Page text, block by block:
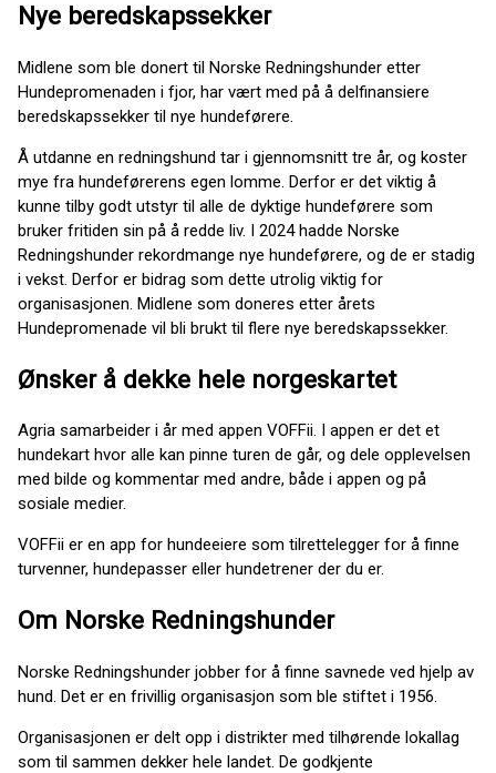
Nye beredskapssekker
Midlene som ble donert til Norske Redningshunder etter
Hundepromenaden i fjor, har vært med på å delfinansiere
beredskapssekker til nye hundeførere.
Å utdanne en redningshund tar i gjennomsnitt tre år, og koster
mye fra hundeførerens egen lomme. Derfor er det viktig å
kunne tilby godt utstyr til alle de dyktige hundeførere som
bruker fritiden sin på å redde liv. I 2024 hadde Norske
Redningshunder rekordmange nye hundeførere, og de er stadig
i vekst. Derfor er bidrag som dette utrolig viktig for
organisasjonen. Midlene som doneres etter årets
Hundepromenade vil bli brukt til flere nye beredskapssekker.
Ønsker å dekke hele norgeskartet
Agria samarbeider i år med appen VOFFii. I appen er det et
hundekart hvor alle kan pinne turen de går, og dele opplevelsen
med bilde og kommentar med andre, både i appen og på
sosiale medier.
VOFFii er en app for hundeeiere som tilrettelegger for å finne
turvenner, hundepasser eller hundetrener der du er.
Om Norske Redningshunder
Norske Redningshunder jobber for å finne savnede ved hjelp av
hund. Det er en frivillig organisasjon som ble stiftet i 1956.
Organisasjonen er delt opp i distrikter med tilhørende lokallag
som til sammen dekker hele landet. De godkjente